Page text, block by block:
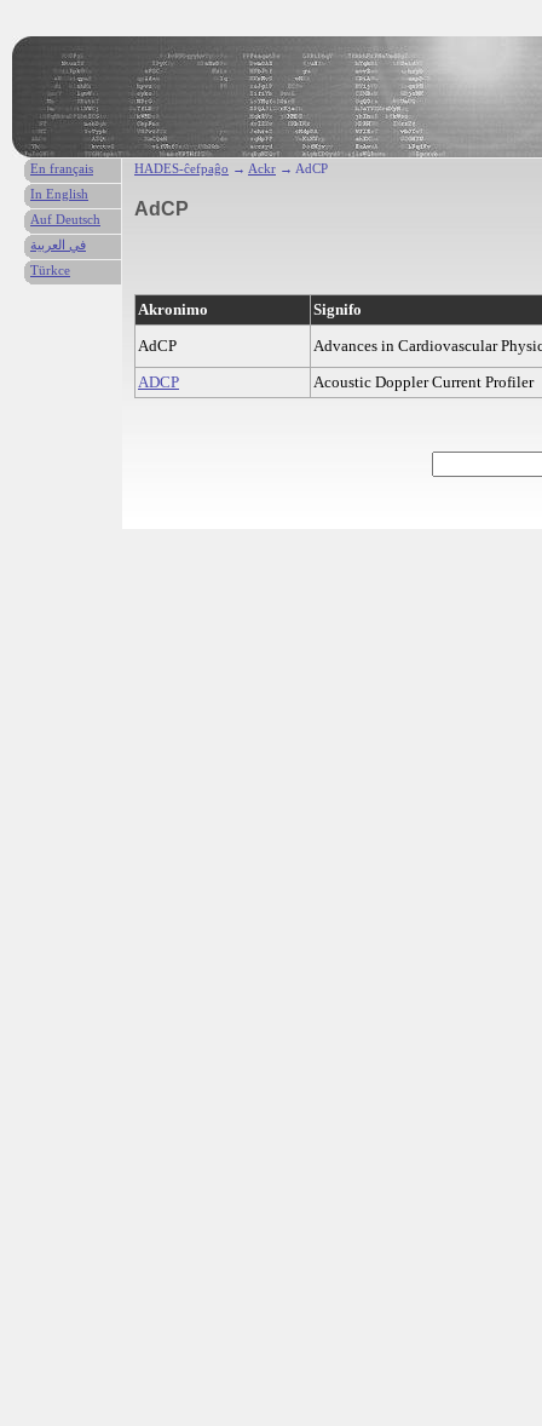
HADES-ĉefpaĝo → Ackr → AdCP
AdCP
Akronimo
Signifo
AdCP
Advances in Cardiovascular
ADCP
Acoustic Doppler Current Profiler
En français
In English
Auf Deutsch
في العربية
Türkce